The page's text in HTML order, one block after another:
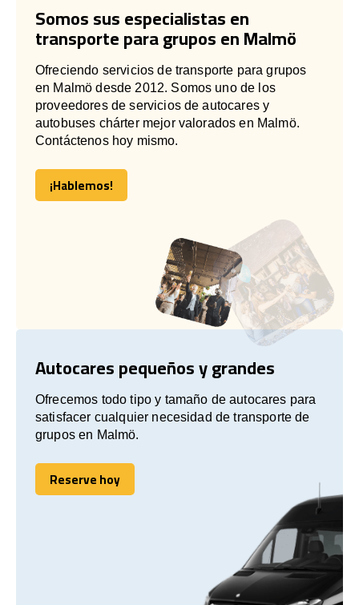
Somos sus especialistas en
transporte para grupos en Malmö
Ofreciendo servicios de transporte para grupos
en Malmö desde 2012. Somos uno de los
proveedores de servicios de autocares y
autobuses chárter mejor valorados en Malmö.
Contáctenos hoy mismo.
¡Hablemos!
¡Hablemos!
Autocares pequeños y grandes
Ofrecemos todo tipo y tamaño de autocares para
satisfacer cualquier necesidad de transporte de
grupos en Malmö.
Reserve hoy
Reserve hoy